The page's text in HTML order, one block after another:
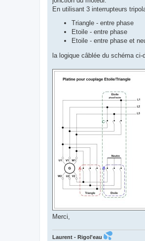
En utilisant 3 interrupteurs
Triangle - entre phase
Etoile - entre phase
Etoile - entre phase et
la logique câblée du schéma
Merci,
Laurent - Rigol'eau